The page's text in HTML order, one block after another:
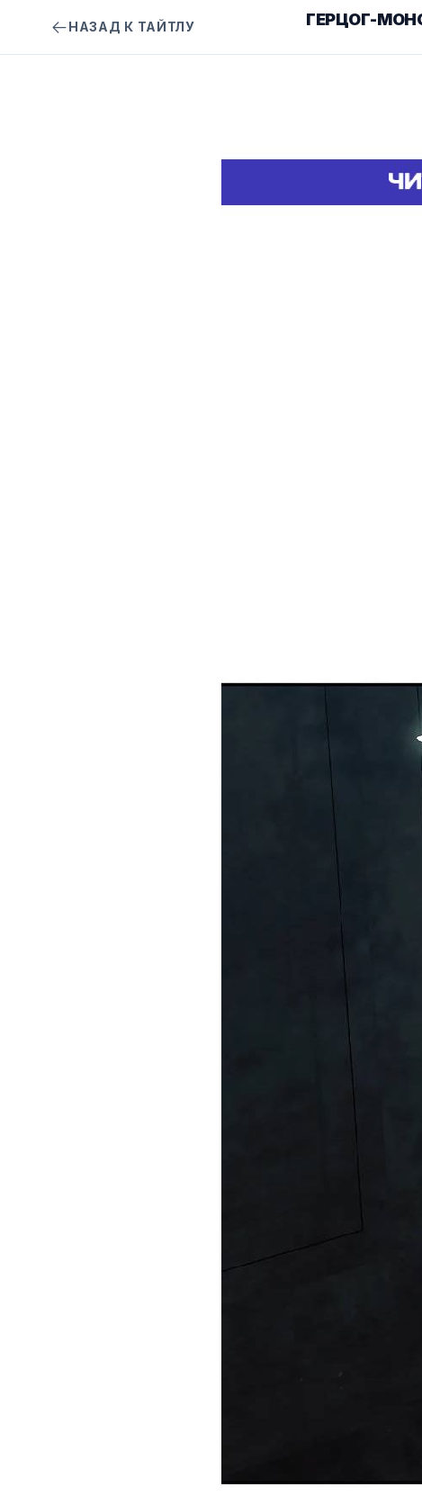
НАЗАД К ТАЙТЛУ ГЕРЦОГ-